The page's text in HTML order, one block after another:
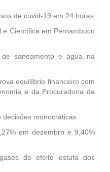
de covid-19 em 24 horas
e Científica em Pernambuco
saneamento e água na
equilíbrio financeiro com
e da Procuradoria da
monocráticas
em dezembro e 9,40%
de efeito estufa dos